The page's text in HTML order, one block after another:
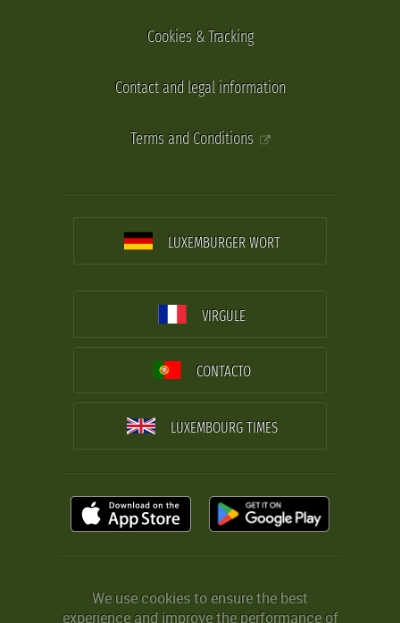
Cookies & Tracking
Contact and legal information
Terms and Conditions
LUXEMBURGER WORT
VIRGULE
CONTACTO
LUXEMBOURG TIMES
We use cookies to ensure the best
experience and improve the performance of